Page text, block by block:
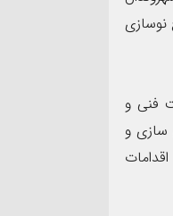
نوسازی
فنی و
سازی و
ممیزی سیستم مدیریت